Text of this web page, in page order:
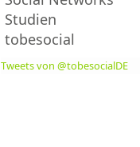
Studien
tobesocial
Tweets von @tobesocialDE